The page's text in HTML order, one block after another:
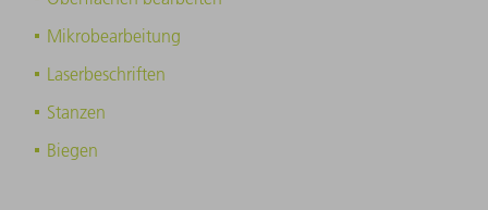
Mikrobearbeitung
Laserbeschriften
Stanzen
Biegen